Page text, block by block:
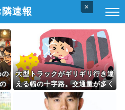
×
速報
の
大型トラックがギリギリ行き違
える幅の十字路。交通量が多く
右折→線路を曲がると、それだ
けで対向車線が渋滞する。信号